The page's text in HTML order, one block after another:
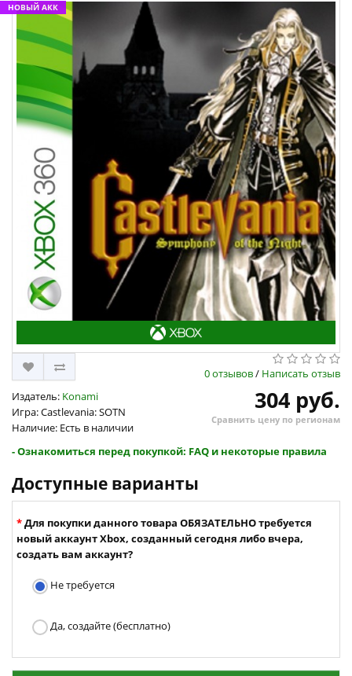
НОВЫЙ АКК
0 отзывов/ Написать отзыв
Издатель: Konami
Игра: Castlevania: SOTN
Наличие: Есть в наличии
304 руб.
Сравнить цену по регионам
- Ознакомиться перед покупкой: FAQ и некоторые правила
Доступные варианты
Для покупки данного товара ОБЯЗАТЕЛЬНО требуется
новый аккаунт Xbox, созданный сегодня либо вчера,
создать вам аккаунт?
Не требуется
Да, создайте (бесплатно)